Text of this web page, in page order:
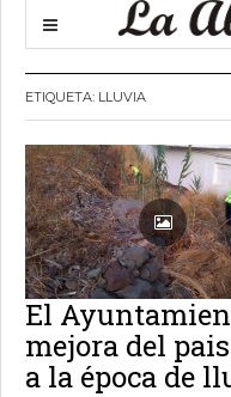
ETIQUETA: LLUVIA
El
mejora del
a la época de